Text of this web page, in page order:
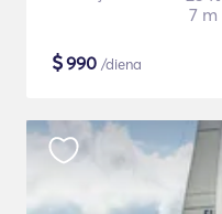
7 m
$990 /diena